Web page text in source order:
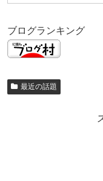
ブログランキング
最近の話題